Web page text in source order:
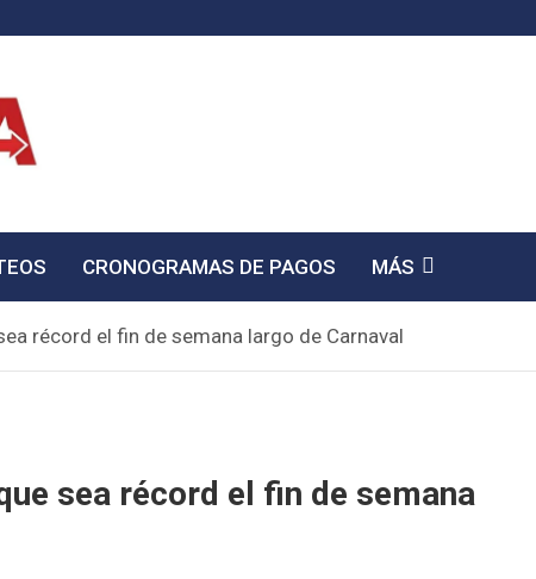
CRONOGRAMAS DE PAGOS MÁS
récord el fin de semana largo de Carnaval
sea récord el fin de semana